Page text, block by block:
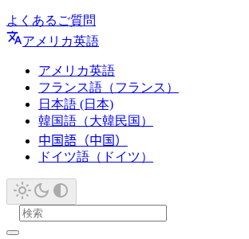
よくあるご質問
アメリカ英語
アメリカ英語
フランス語（フランス）
日本語 (日本)
韓国語（大韓民国）
中国語（中国）
ドイツ語（ドイツ）